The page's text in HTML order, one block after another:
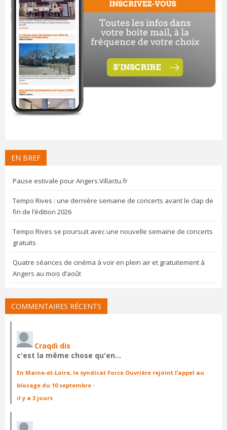
EN BREF
Pause estivale pour Angers.Villactu.fr
Tempo Rives : une dernière semaine de concerts avant le clap de
fin de l’édition 2026
Tempo Rives se poursuit avec une nouvelle semaine de concerts
gratuits
Quatre séances de cinéma à voir en plein air et gratuitement à
Angers au mois d’août
COMMENTAIRES RÉCENTS
Craqdi dis
c'est la même chose qu'en…
En Maine-et-Loire, le syndicat Force Ouvrière rejoint l’appel au
blocage du 10 septembre ·
il y a 3 jours